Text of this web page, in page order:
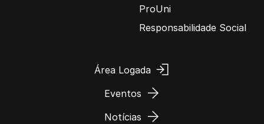
ProUni
Responsabilidade Social
Área Logada
Eventos
Notícias